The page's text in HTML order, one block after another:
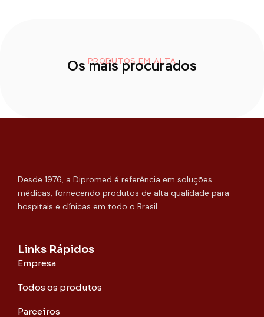
PRODUTOS EM ALTA
Os mais procurados
Desde 1976, a Dipromed é referência em soluções
médicas, fornecendo produtos de alta qualidade para
hospitais e clínicas em todo o Brasil.
Links Rápidos
Empresa
Todos os produtos
Parceiros